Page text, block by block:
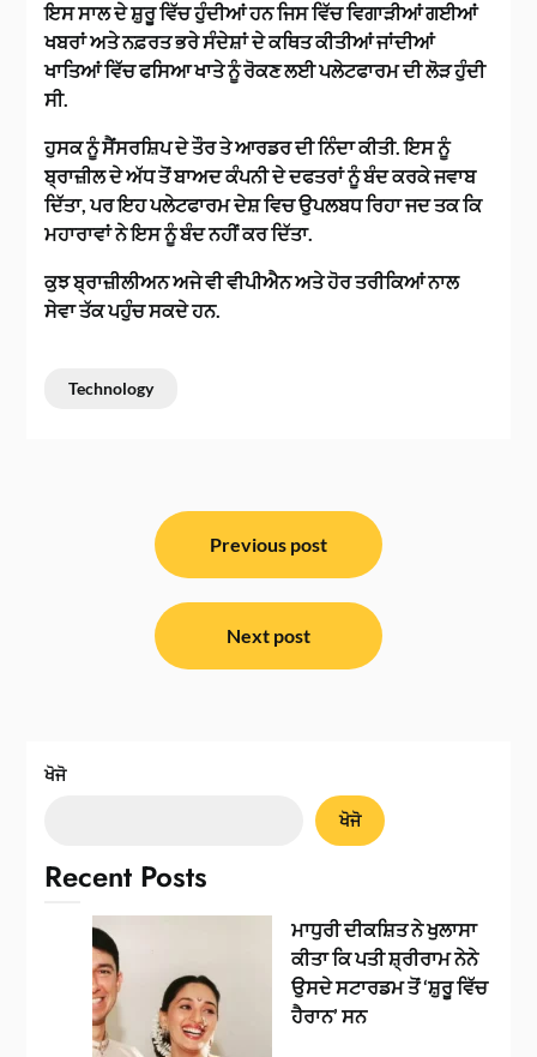
ਇਸ ਸਾਲ ਦੇ ਸ਼ੁਰੂ ਵਿੱਚ ਹੁੰਦੀਆਂ ਹਨ ਜਿਸ ਵਿੱਚ ਵਿਗਾੜੀਆਂ ਗਈਆਂ
ਖਬਰਾਂ ਅਤੇ ਨਫ਼ਰਤ ਭਰੇ ਸੰਦੇਸ਼ਾਂ ਦੇ ਕਥਿਤ ਕੀਤੀਆਂ ਜਾਂਦੀਆਂ
ਖਾਤਿਆਂ ਵਿੱਚ ਫਸਿਆ ਖਾਤੇ ਨੂੰ ਰੋਕਣ ਲਈ ਪਲੇਟਫਾਰਮ ਦੀ ਲੋੜ ਹੁੰਦੀ
ਸੀ.
ਹੁਸਕ ਨੂੰ ਸੈਂਸਰਸ਼ਿਪ ਦੇ ਤੌਰ ਤੇ ਆਰਡਰ ਦੀ ਨਿੰਦਾ ਕੀਤੀ. ਇਸ ਨੂੰ
ਬ੍ਰਾਜ਼ੀਲ ਦੇ ਅੱਧ ਤੋਂ ਬਾਅਦ ਕੰਪਨੀ ਦੇ ਦਫਤਰਾਂ ਨੂੰ ਬੰਦ ਕਰਕੇ ਜਵਾਬ
ਦਿੱਤਾ, ਪਰ ਇਹ ਪਲੇਟਫਾਰਮ ਦੇਸ਼ ਵਿਚ ਉਪਲਬਧ ਰਿਹਾ ਜਦ ਤਕ ਕਿ
ਮਹਾਰਾਵਾਂ ਨੇ ਇਸ ਨੂੰ ਬੰਦ ਨਹੀਂ ਕਰ ਦਿੱਤਾ.
ਕੁਝ ਬ੍ਰਾਜ਼ੀਲੀਅਨ ਅਜੇ ਵੀ ਵੀਪੀਐਨ ਅਤੇ ਹੋਰ ਤਰੀਕਿਆਂ ਨਾਲ
ਸੇਵਾ ਤੱਕ ਪਹੁੰਚ ਸਕਦੇ ਹਨ.
Technology
Previous post
Next post
ਖੋਜੋ
ਖੋਜੋ
Recent Posts
ਮਾਧੁਰੀ ਦੀਕਸ਼ਿਤ ਨੇ ਖੁਲਾਸਾ
ਕੀਤਾ ਕਿ ਪਤੀ ਸ਼੍ਰੀਰਾਮ ਨੇਨੇ
ਉਸਦੇ ਸਟਾਰਡਮ ਤੋਂ ‘ਸ਼ੁਰੂ ਵਿੱਚ
ਹੈਰਾਨ’ ਸਨ